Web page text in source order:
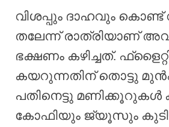
വിശപ്പും ദാഹവും
തലേന്ന് രാത്രിയാണ്
ഭക്ഷണം കഴിച്ചത്.
കയറുന്നതിന് തൊട്ടു
പതിനെട്ടു മണിക്കൂറുകൾ
കോഫിയും ജ്യൂസും